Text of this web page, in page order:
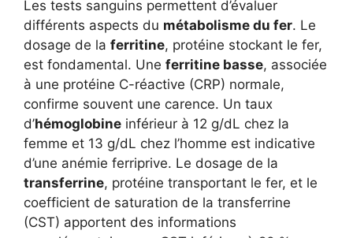
Les tests sanguins permettent d’évaluer
différents aspects du métabolisme du fer. Le
dosage de la ferritine, protéine stockant le fer,
est fondamental. Une ferritine basse, associée
à une protéine C-réactive (CRP) normale,
confirme souvent une carence. Un taux
d’hémoglobine inférieur à 12 g/dL chez la
femme et 13 g/dL chez l’homme est indicative
d’une anémie ferriprive. Le dosage de la
transferrine, protéine transportant le fer, et le
coefficient de saturation de la transferrine
(CST) apportent des informations